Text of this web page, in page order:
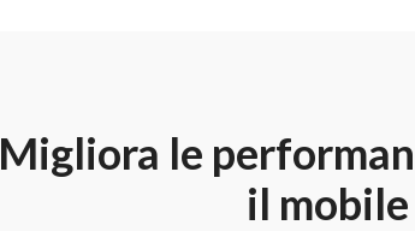
Migliora le
il